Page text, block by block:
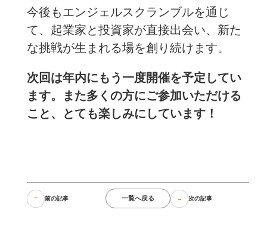
今後もエンジェルスクランブルを通じ
て、起業家と投資家が直接出会い、新た
な挑戦が生まれる場を創り続けます。
次回は年内にもう一度開催を予定してい
ます。また多くの方にご参加いただける
こと、とても楽しみにしています！
前の記事 一覧へ戻る 次の記事